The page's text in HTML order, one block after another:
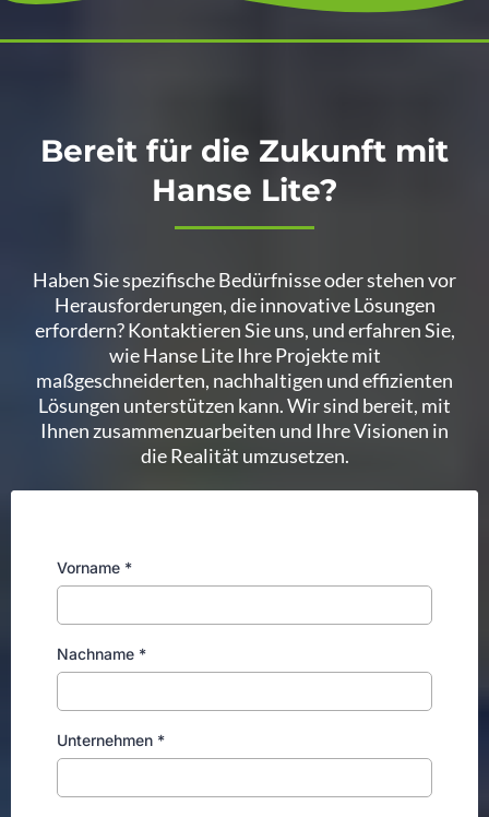
Bereit für die Zukunft mit
Hanse Lite?
Haben Sie spezifische Bedürfnisse oder stehen vor
Herausforderungen, die innovative Lösungen
erfordern? Kontaktieren Sie uns, und erfahren Sie,
wie Hanse Lite Ihre Projekte mit
maßgeschneiderten, nachhaltigen und effizienten
Lösungen unterstützen kann. Wir sind bereit, mit
Ihnen zusammenzuarbeiten und Ihre Visionen in
die Realität umzusetzen.
Vorname *
Nachname *
Unternehmen *